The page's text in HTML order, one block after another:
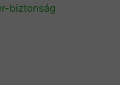
biztonság